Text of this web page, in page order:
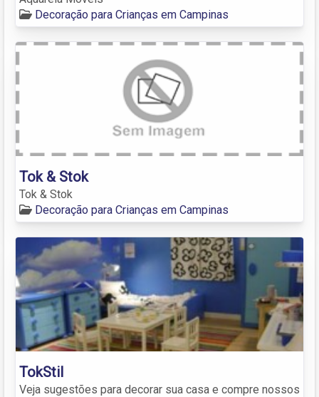
Decoração para Crianças em Campinas
Tok & Stok
Tok & Stok
Decoração para Crianças em Campinas
TokStil
Veja sugestões para decorar sua casa e compre nossos